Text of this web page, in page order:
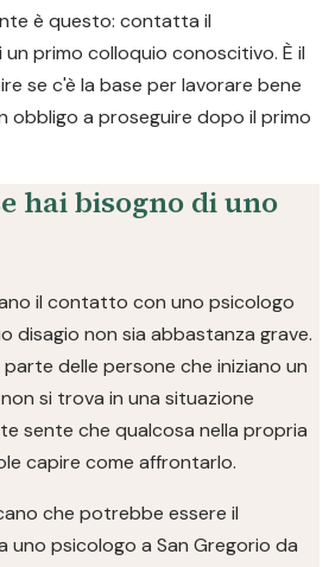
è questo: contatta il
primo colloquio conoscitivo. È il
se c'è la base per lavorare bene
obbligo a proseguire dopo il primo
hai bisogno di uno
il contatto con uno psicologo
disagio non sia abbastanza grave.
parte delle persone che iniziano un
si trova in una situazione
sente che qualcosa nella propria
capire come affrontarlo.
che potrebbe essere il
uno psicologo a San Gregorio da